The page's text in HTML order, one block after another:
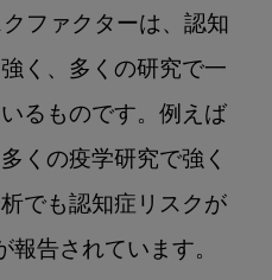
ファクターは、認知
く、多くの研究で一
るものです。例えば
くの疫学研究で強く
でも認知症リスクが
告されています。